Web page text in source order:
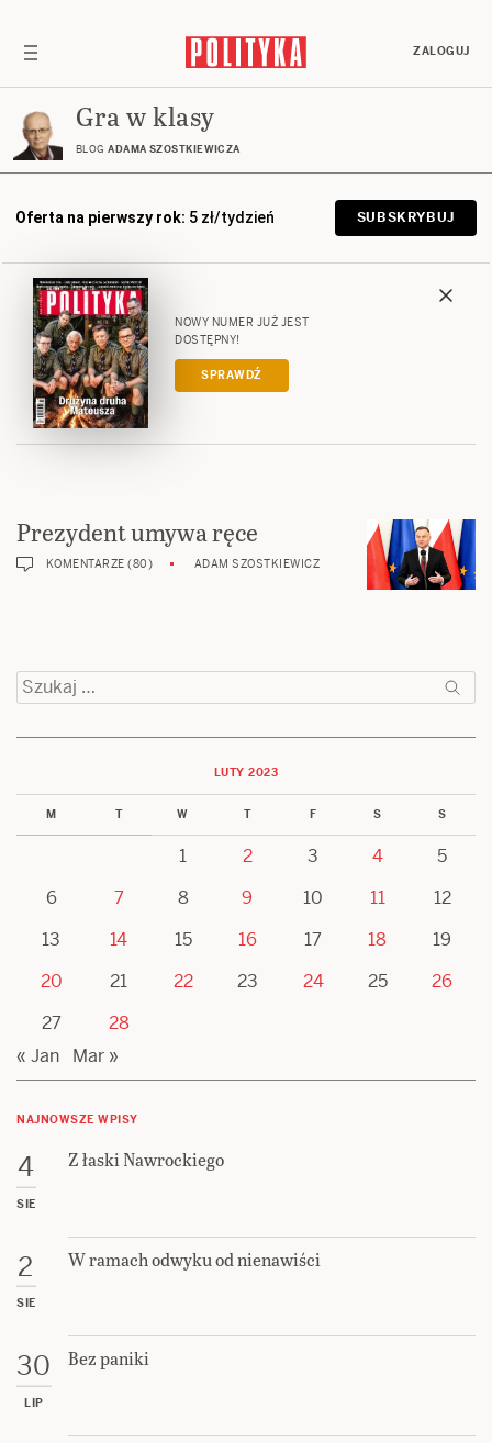
ZALOGUJ
Gra w klasy
BLOG ADAMA SZOSTKIEWICZA
Oferta na pierwszy rok: 5 zł/tydzień SUBSKRYBUJ
NOWY NUMER JUŻ JEST
DOSTĘPNY!
SPRAWDŹ
Prezydent umywa ręce
KOMENTARZE (80) ADAM SZOSTKIEWICZ
Szukaj:
LUTY 2023
M T W T F S S
1 2 3 4
5
6
7 8 9 10 11
12
13
14 15 16 17 18
19
20
21 22 23 24 25
26
27
28
« Jan
Mar »
NAJNOWSZE WPISY
4
SIE
Z łaski Nawrockiego
2
SIE
W ramach odwyku od nienawiści
30
LIP
Bez paniki